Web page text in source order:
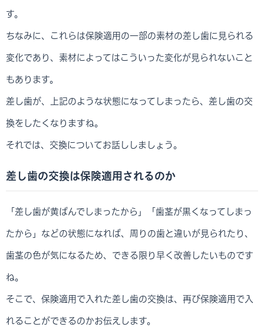
す。
ちなみに、これらは保険適用の一部の素材の差し歯に見られる
変化であり、素材によってはこういった変化が見られないこと
もあります。
差し歯が、上記のような状態になってしまったら、差し歯の交
換をしたくなりますね。
それでは、交換についてお話ししましょう。
差し歯の交換は保険適用されるのか
「差し歯が黄ばんでしまったから」「歯茎が黒くなってしまっ
たから」などの状態になれば、周りの歯と違いが見られたり、
歯茎の色が気になるため、できる限り早く改善したいものです
ね。
そこで、保険適用で入れた差し歯の交換は、再び保険適用で入
れることができるのかお伝えします。